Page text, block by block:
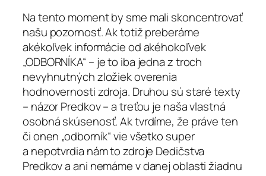
Na tento moment by sme mali skoncentrovať
našu pozornosť. Ak totiž preberáme
akékoľvek informácie od akéhokoľvek
„ODBORNÍKA“ – je to iba jedna z troch
nevyhnutných zložiek overenia
hodnovernosti zdroja. Druhou sú staré texty
– názor Predkov – a treťou je naša vlastná
osobná skúsenosť. Ak tvrdíme, že práve ten
či onen „odborník“ vie všetko super
a nepotvrdia nám to zdroje Dedičstva
Predkov a ani nemáme v danej oblasti žiadnu